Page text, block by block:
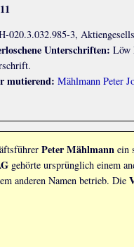
020.3.032.985-3,
Unterschriften: Löw
mutierend: Mählmann Peter
Peter Mählmann ein
gehörte ursprünglich einem
anderen Namen betrieb. Die